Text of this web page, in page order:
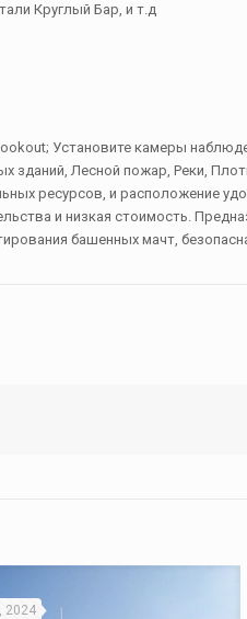
Круглый Бар, и т.д
Установите камеры
зданий, Лесной пожар, Реки,
ресурсов, и расположение
и низкая стоимость.
башенных мачт,
2024